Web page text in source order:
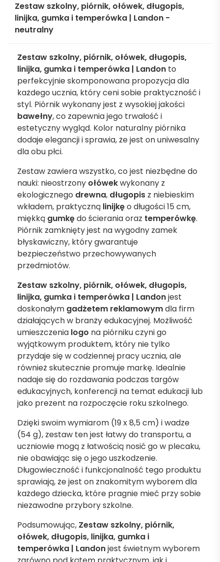
Zestaw szkolny, piórnik, ołówek, długopis,
linijka, gumka i temperówka | Landon -
neutralny
Zestaw szkolny, piórnik, ołówek, długopis,
linijka, gumka i temperówka | Landon to
perfekcyjnie skomponowana propozycja dla
każdego ucznia, który ceni sobie praktyczność i
styl. Piórnik wykonany jest z wysokiej jakości
bawełny, co zapewnia jego trwałość i
estetyczny wygląd. Kolor naturalny piórnika
dodaje elegancji i sprawia, że jest on uniwesalny
dla obu płci.
Zestaw zawiera wszystko, co jest niezbędne do
nauki: nieostrzony ołówekwykonany z
ekologicznego drewna, długopis z niebieskim
wkładem, praktyczną linijkęo długości 15 cm,
miękką gumkędo ścierania oraz temperówkę.
Piórnik zamknięty jest na wygodny zamek
błyskawiczny, który gwarantuje
bezpieczeństwo przechowywanych
przedmiotów.
Zestaw szkolny, piórnik, ołówek, długopis,
linijka, gumka i temperówka | Landonjest
doskonałym gadżetem reklamowymdla firm
działających w branży edukacyjnej. Możliwość
umieszczenia logo na piórniku czyni go
wyjątkowym produktem, który nie tylko
przydaje się w codziennej pracy ucznia, ale
również skutecznie promuje markę. Idealnie
nadaje się do rozdawania podczas targów
edukacyjnych, konferencji na temat edukacji lub
jako prezent na rozpoczęcie roku szkolnego.
Dzięki swoim wymiarom (19 x 8,5 cm) i wadze
(54 g), zestaw ten jest łatwy do transportu, a
uczniowie mogą z łatwością nosić go w plecaku,
nie obawiając się o jego uszkodzenie.
Długowieczność i funkcjonalność tego produktu
sprawiają, że jest on znakomitym wyborem dla
każdego dziecka, które pragnie mieć przy sobie
niezawodne przybory szkolne.
Podsumowując, Zestaw szkolny, piórnik,
ołówek, długopis, linijka, gumka i
temperówka | Landonjest świetnym wyborem